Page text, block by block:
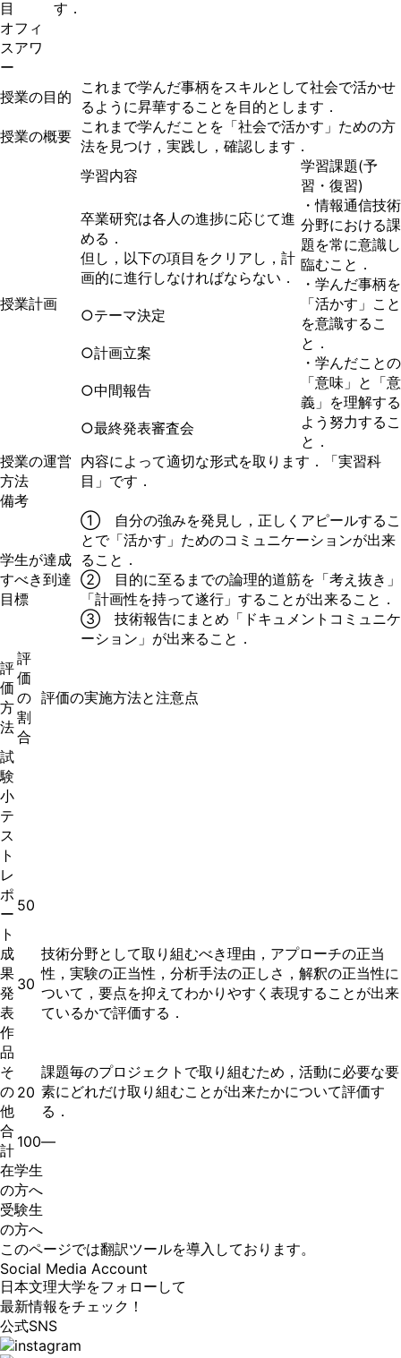
目
す．
オフィ
スアワ
ー
授業の目的
これまで学んだ事柄をスキルとして社会で活かせ
るように昇華することを目的とします．
授業の概要
これまで学んだことを「社会で活かす」ための方
法を見つけ，実践し，確認します．
授業計画
学習内容
学習課題(予
習・復習)
卒業研究は各人の進捗に応じて進
める．
但し，以下の項目をクリアし，計
画的に進行しなければならない．
○テーマ決定
○計画立案
○中間報告
○最終発表審査会
・情報通信技術
分野における課
題を常に意識し
臨むこと．
・学んだ事柄を
「活かす」こと
を意識するこ
と．
・学んだことの
「意味」と「意
義」を理解する
よう努力するこ
と．
授業の運営
方法
内容によって適切な形式を取ります．「実習科
目」です．
備考
学生が達成
すべき到達
目標
① 自分の強みを発見し，正しくアピールするこ
とで「活かす」ためのコミュニケーションが出来
ること．
② 目的に至るまでの論理的道筋を「考え抜き」
「計画性を持って遂行」することが出来ること．
③ 技術報告にまとめ「ドキュメントコミュニケ
ーション」が出来ること．
評
価
方
法
評
価
の
割
合
評価の実施方法と注意点
試
験
小
テ
ス
ト
レ
ポ
ー
ト
50
成
果
発
表
30
技術分野として取り組むべき理由，アプローチの正当
性，実験の正当性，分析手法の正しさ，解釈の正当性に
ついて，要点を抑えてわかりやすく表現することが出来
ているかで評価する．
作
品
そ
の
他
20
課題毎のプロジェクトで取り組むため，活動に必要な要
素にどれだけ取り組むことが出来たかについて評価す
る．
合
計 100―
在学生
の方へ
受験生
の方へ
このページでは翻訳ツールを導入しております。
Social Media Account
日本文理大学をフォローして
最新情報をチェック！
公式SNS